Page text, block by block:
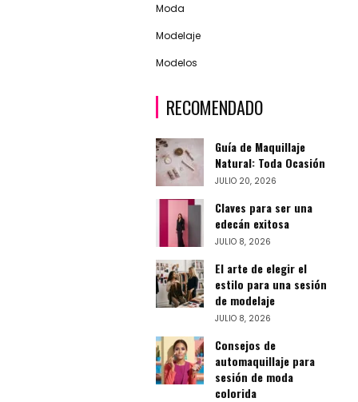
Moda
Modelaje
Modelos
RECOMENDADO
Guía de Maquillaje
Natural: Toda Ocasión
JULIO 20, 2026
Claves para ser una
edecán exitosa
JULIO 8, 2026
El arte de elegir el
estilo para una sesión
de modelaje
JULIO 8, 2026
Consejos de
automaquillaje para
sesión de moda
colorida